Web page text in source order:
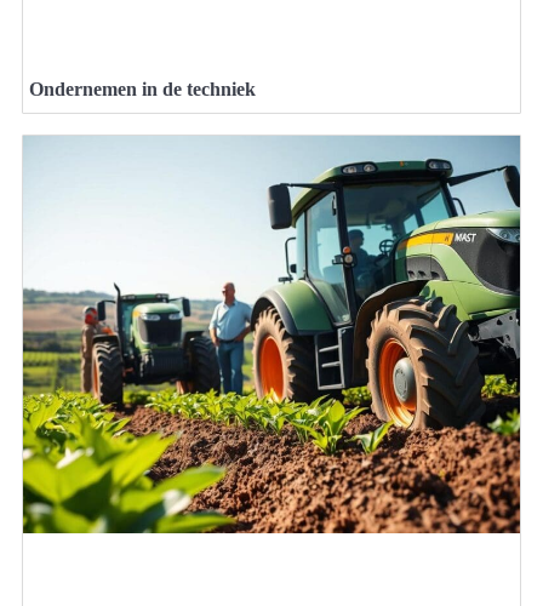
Ondernemen in de techniek